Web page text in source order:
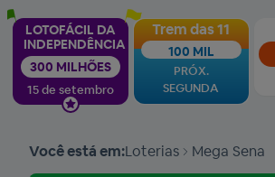
LOTOFÁCIL DA
INDEPENDÊNCIA
300 MILHÕES
15 de setembro
Trem das 11
100 MIL
PRÓX.
SEGUNDA
Você está em:Loterias Mega Sena